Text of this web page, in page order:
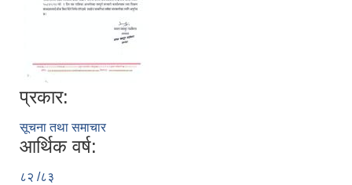
प्रकार:
सूचना तथा समाचार
आर्थिक वर्ष:
८२ /८३